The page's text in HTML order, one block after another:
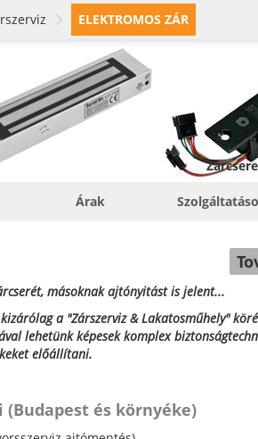
ELEKTROMOS ZÁR
Árak
másoknak ajtónyitást is jelent...
a "Zárszerviz & Lakatosműhely" köré
lehetünk képesek komplex
előállítani.
és környéke)